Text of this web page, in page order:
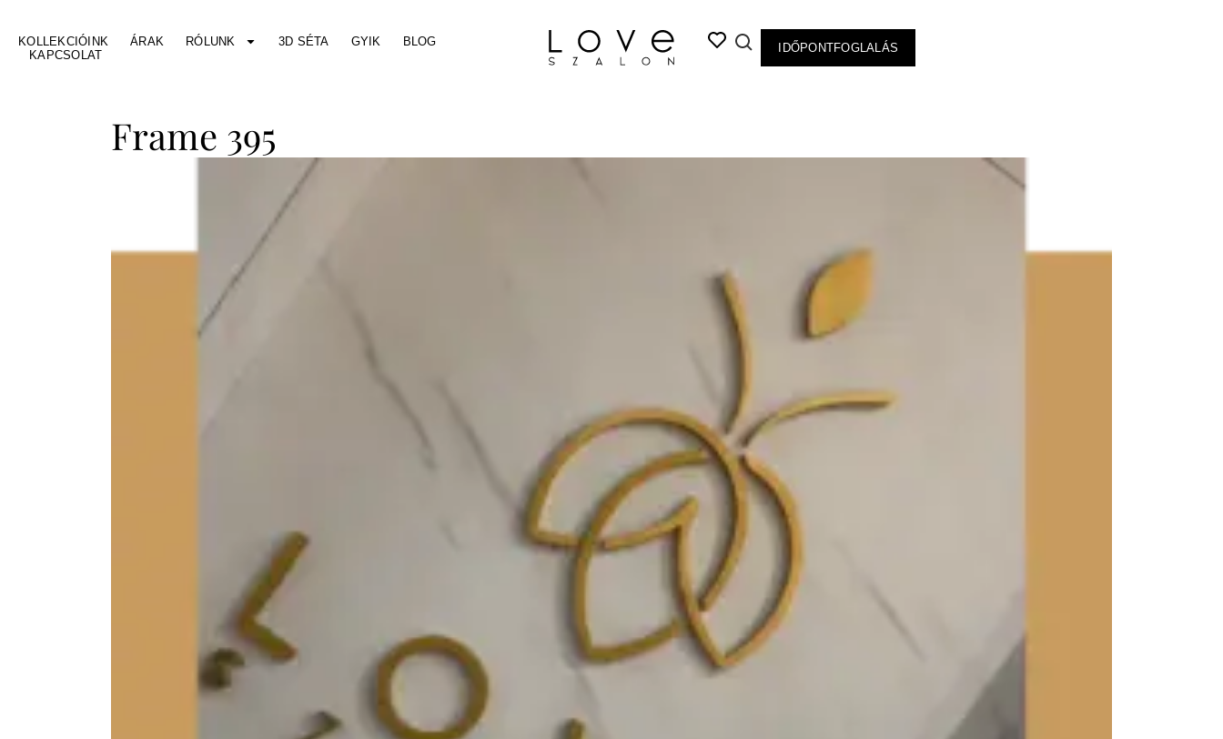
KOLLEKCIÓINK ÁRAK RÓLUNK 3D SÉTA GYIK
BLOG
KAPCSOLAT
IDŐPONTFOGLALÁS
Frame 395